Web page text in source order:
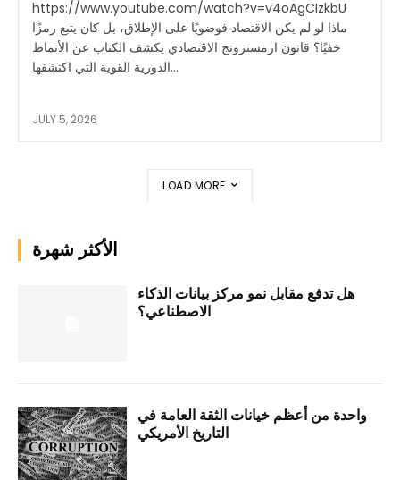
https://www.youtube.com/watch?v=v4oAgCIzkbU
ماذا لو لم يكن الاقتصاد فوضويًا على الإطلاق، بل كان يتبع رمزًا
خفيًا؟ قانون ارمسترونج الاقتصادي يكشف الكتاب عن الأنماط
الدورية القوية التي اكتشفها...
JULY 5, 2026
LOAD MORE
الأكثر شهرة
هل تدفع مقابل نمو مركز بيانات الذكاء
الاصطناعي؟
واحدة من أعظم خيانات الثقة العامة في
التاريخ الأمريكي